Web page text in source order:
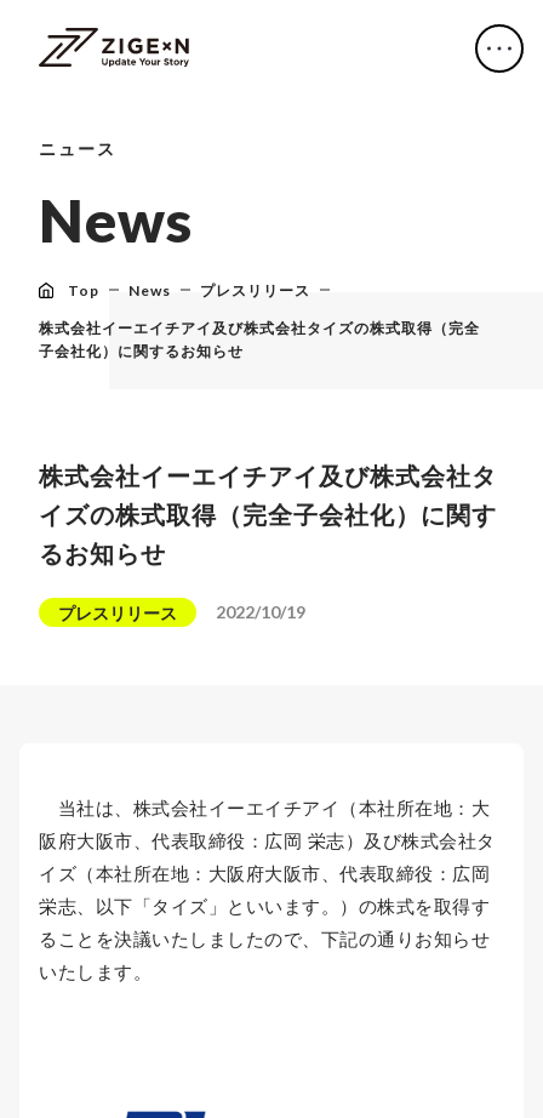
ニュース
News
Top News プレスリリース
株式会社イーエイチアイ及び株式会社タイズの株式取得（完全
子会社化）に関するお知らせ
株式会社イーエイチアイ及び株式会社タ
イズの株式取得（完全子会社化）に関す
るお知らせ
プレスリリース 2022/10/19
当社は、株式会社イーエイチアイ（本社所在地：大
阪府大阪市、代表取締役：広岡 栄志）及び株式会社タ
イズ（本社所在地：大阪府大阪市、代表取締役：広岡
栄志、以下「タイズ」といいます。）の株式を取得す
ることを決議いたしましたので、下記の通りお知らせ
いたします。